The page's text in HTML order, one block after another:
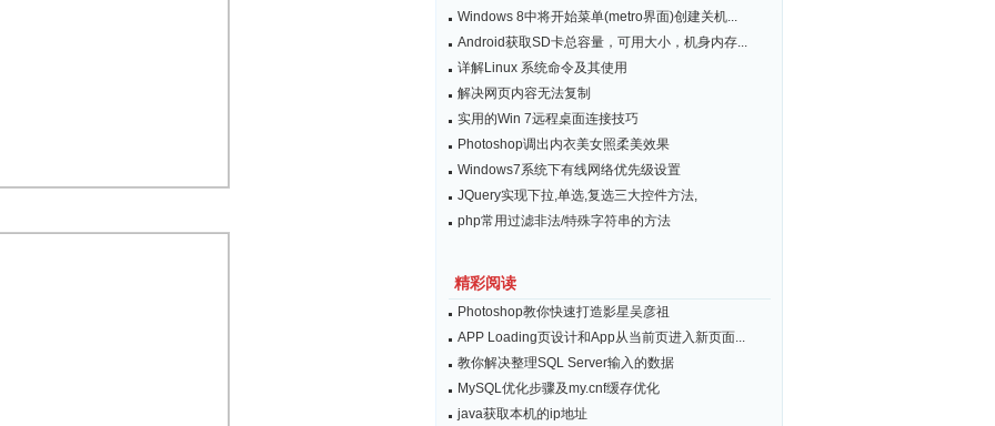
Windows 8中将开始菜单(metro界面)创建关机...
Android获取SD卡总容量，可用大小，机身内存...
详解Linux 系统命令及其使用
解决网页内容无法复制
实用的Win 7远程桌面连接技巧
Photoshop调出内衣美女照柔美效果
Windows7系统下有线网络优先级设置
JQuery实现下拉,单选,复选三大控件方法,
php常用过滤非法/特殊字符串的方法
精彩阅读
Photoshop教你快速打造影星吴彦祖
APP Loading页设计和App从当前页进入新页面...
教你解决整理SQL Server输入的数据
MySQL优化步骤及my.cnf缓存优化
java获取本机的ip地址